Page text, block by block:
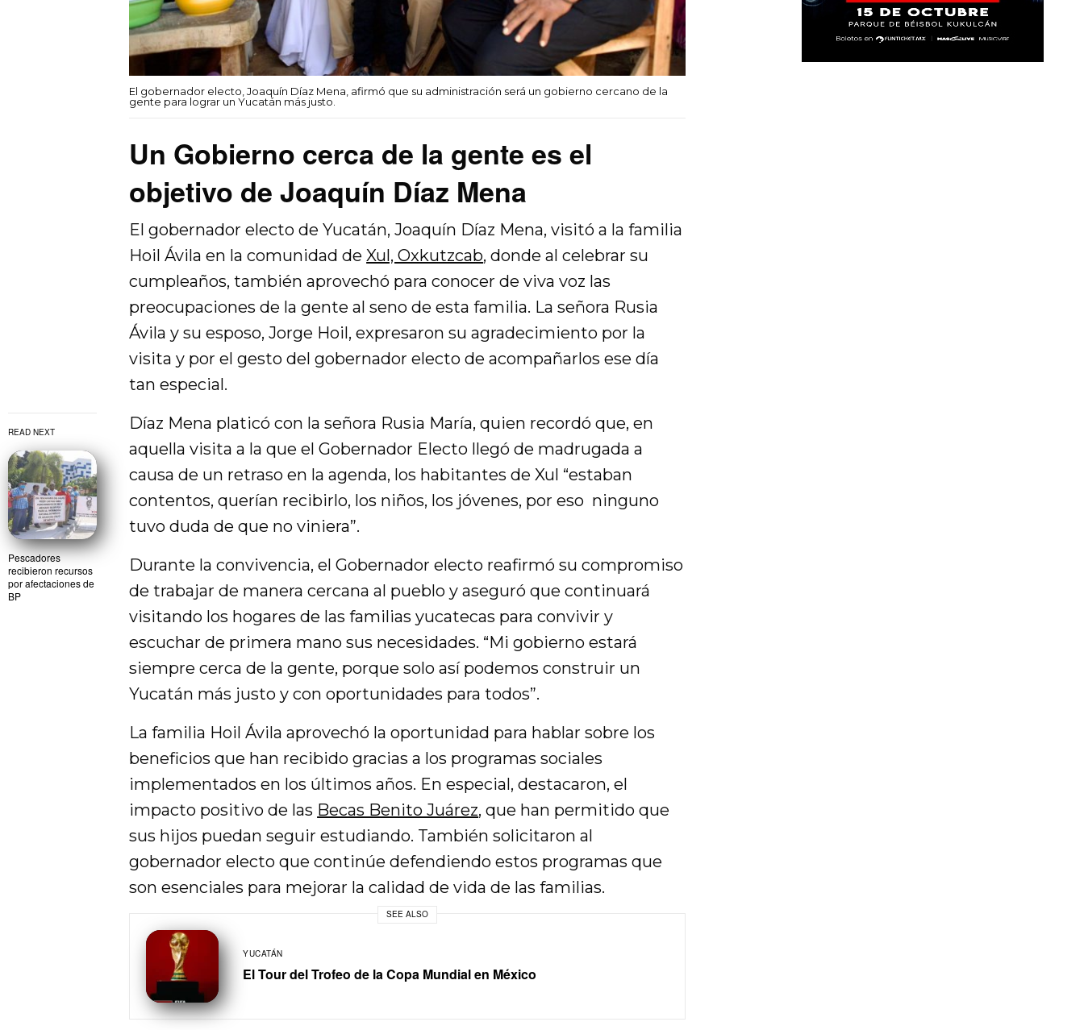
READ NEXT
Pescadores
recibieron recursos
por afectaciones de
BP
El gobernador electo, Joaquín Díaz Mena, afirmó que su administración será un gobierno cercano de la
gente para lograr un Yucatán más justo.
Un Gobierno cerca de la gente es el
objetivo de Joaquín Díaz Mena
El gobernador electo de Yucatán, Joaquín Díaz Mena, visitó a la familia
Hoil Ávila en la comunidad deXul, Oxkutzcab, donde al celebrar su
cumpleaños, también aprovechó para conocer de viva voz las
preocupaciones de la gente al seno de esta familia. La señora Rusia
Ávila y su esposo, Jorge Hoil, expresaron su agradecimiento por la
visita y por el gesto del gobernador electo de acompañarlos ese día
tan especial.
Díaz Mena platicó con la señora Rusia María, quien recordó que, en
aquella visita a la que el Gobernador Electo llegó de madrugada a
causa de un retraso en la agenda, los habitantes de Xul “estaban
contentos, querían recibirlo, los niños, los jóvenes, por eso ninguno
tuvo duda de que no viniera”.
Durante la convivencia, el Gobernador electo reafirmó su compromiso
de trabajar de manera cercana al pueblo y aseguró que continuará
visitando los hogares de las familias yucatecas para convivir y
escuchar de primera mano sus necesidades. “Mi gobierno estará
siempre cerca de la gente, porque solo así podemos construir un
Yucatán más justo y con oportunidades para todos”.
La familia Hoil Ávila aprovechó la oportunidad para hablar sobre los
beneficios que han recibido gracias a los programas sociales
implementados en los últimos años. En especial, destacaron, el
impacto positivo de las Becas Benito Juárez, que han permitido que
sus hijos puedan seguir estudiando. También solicitaron al
gobernador electo que continúe defendiendo estos programas que
son esenciales para mejorar la calidad de vida de las familias.
SEE ALSO
YUCATÁN
El Tour del Trofeo de la Copa Mundial en México